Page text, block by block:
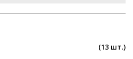
(13 шт.)